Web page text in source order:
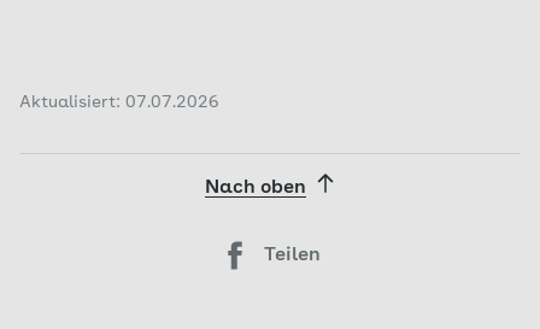
Aktualisiert: 07.07.2026
Nach oben
Teilen